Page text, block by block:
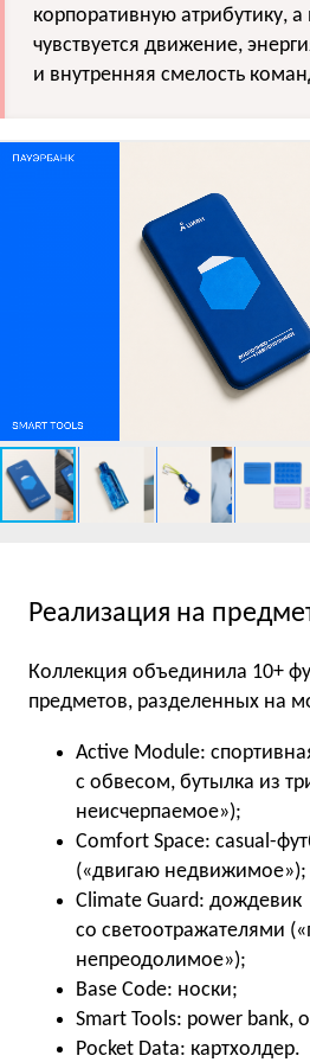
корпоративную атрибутику,
чувствуется движение,
и внутренняя смелость
Реализация на
Коллекция объединила 10+
предметов, разделенных на
Active Module:
с обвесом, бутылка из
неисчерпаемое»);
Comfort Space: casual-
(«двигаю недвижимое»);
Climate Guard: дождевик
со светоотражателями
непреодолимое»);
Base Code: носки;
Smart Tools: power bank,
Pocket Data: картхолдер.